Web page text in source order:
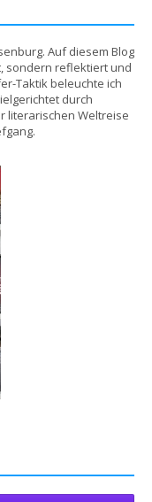
Auf diesem Blog
sondern reflektiert und
Taktik beleuchte ich
durch
literarischen Weltreise